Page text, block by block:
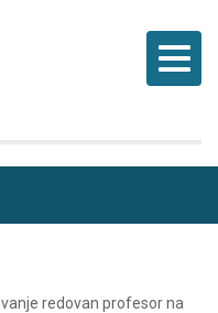
redovan profesor na